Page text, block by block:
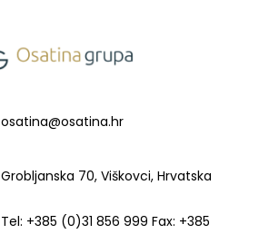
osatina@osatina.hr
Grobljanska 70, Viškovci, Hrvatska
Tel: +385 (0)31 856 999 Fax: +385